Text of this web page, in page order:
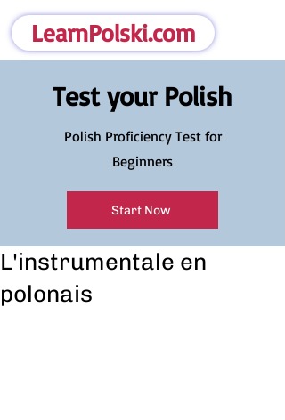
LearnPolski.com
Test your Polish
Polish Proficiency Test for
Beginners
Start Now
L'instrumentale en
polonais